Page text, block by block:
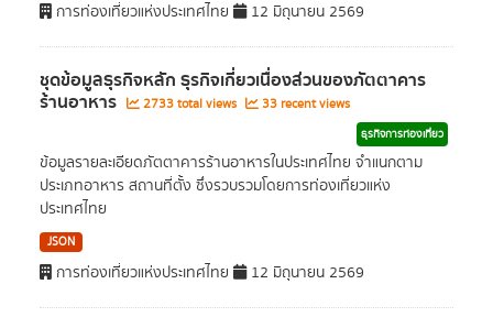
การท่องเที่ยวแห่งประเทศไทย
12 มิถุนายน 2569
ชุดข้อมูลธุรกิจหลัก ธุรกิจเกี่ยวเนื่องส่วนของภัตตาคาร
ร้านอาหาร 2733 total views 33 recent views
ธุรกิจการท่องเที่ยว
ข้อมูลรายละเอียดภัตตาคารร้านอาหารในประเทศไทย จำแนกตาม
ประเภทอาหาร สถานที่ตั้ง ซึ่งรวบรวมโดยการท่องเที่ยวแห่ง
ประเทศไทย
JSON
การท่องเที่ยวแห่งประเทศไทย 12 มิถุนายน 2569